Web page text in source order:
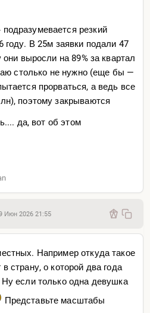
резкий
году. В 25м заявки подали 47
выросли на 89% за квартал
столько не нужно (еще бы —
прорваться, а ведь все
поэтому закрываются
да, вот об этом
Июн 2026 21:55
Например откуда такое
страну, о которой два года
если только одна девушка
Представьте масштабы